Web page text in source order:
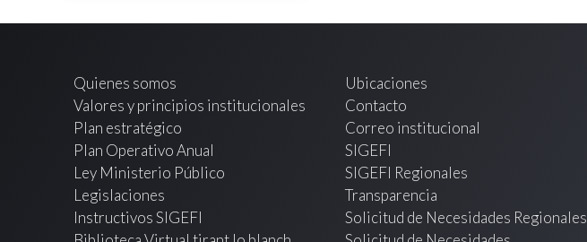
Quienes somos
Valores y principios institucionales
Plan estratégico
Plan Operativo Anual
Ley Ministerio Público
Legislaciones
Instructivos SIGEFI
Ubicaciones
Contacto
Correo institucional
SIGEFI
SIGEFI Regionales
Transparencia
Solicitud de Necesidades Regionales